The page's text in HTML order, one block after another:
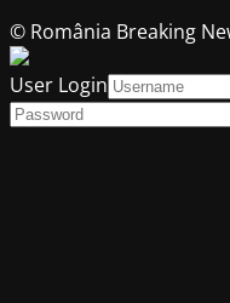
© România Breaking
User Login